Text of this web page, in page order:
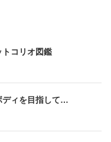
トコリオ図鑑
ディを目指して…